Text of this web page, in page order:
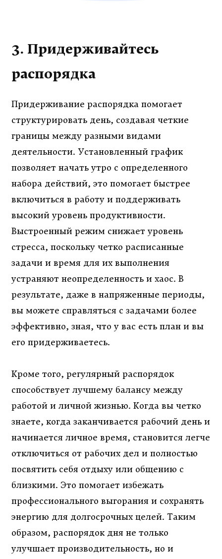
3. Придерживайтесь
распорядка
Придерживание распорядка помогает
структурировать день, создавая четкие
границы между разными видами
деятельности. Установленный график
позволяет начать утро с определенного
набора действий, это помогает быстрее
включиться в работу и поддерживать
высокий уровень продуктивности.
Выстроенный режим снижает уровень
стресса, поскольку четко расписанные
задачи и время для их выполнения
устраняют неопределенность и хаос. В
результате, даже в напряженные периоды,
вы можете справляться с задачами более
эффективно, зная, что у вас есть план и вы
его придерживаетесь.
Кроме того, регулярный распорядок
способствует лучшему балансу между
работой и личной жизнью. Когда вы четко
знаете, когда заканчивается рабочий день и
начинается личное время, становится легче
отключиться от рабочих дел и полностью
посвятить себя отдыху или общению с
близкими. Это помогает избежать
профессионального выгорания и сохранять
энергию для долгосрочных целей. Таким
образом, распорядок дня не только
улучшает производительность, но и